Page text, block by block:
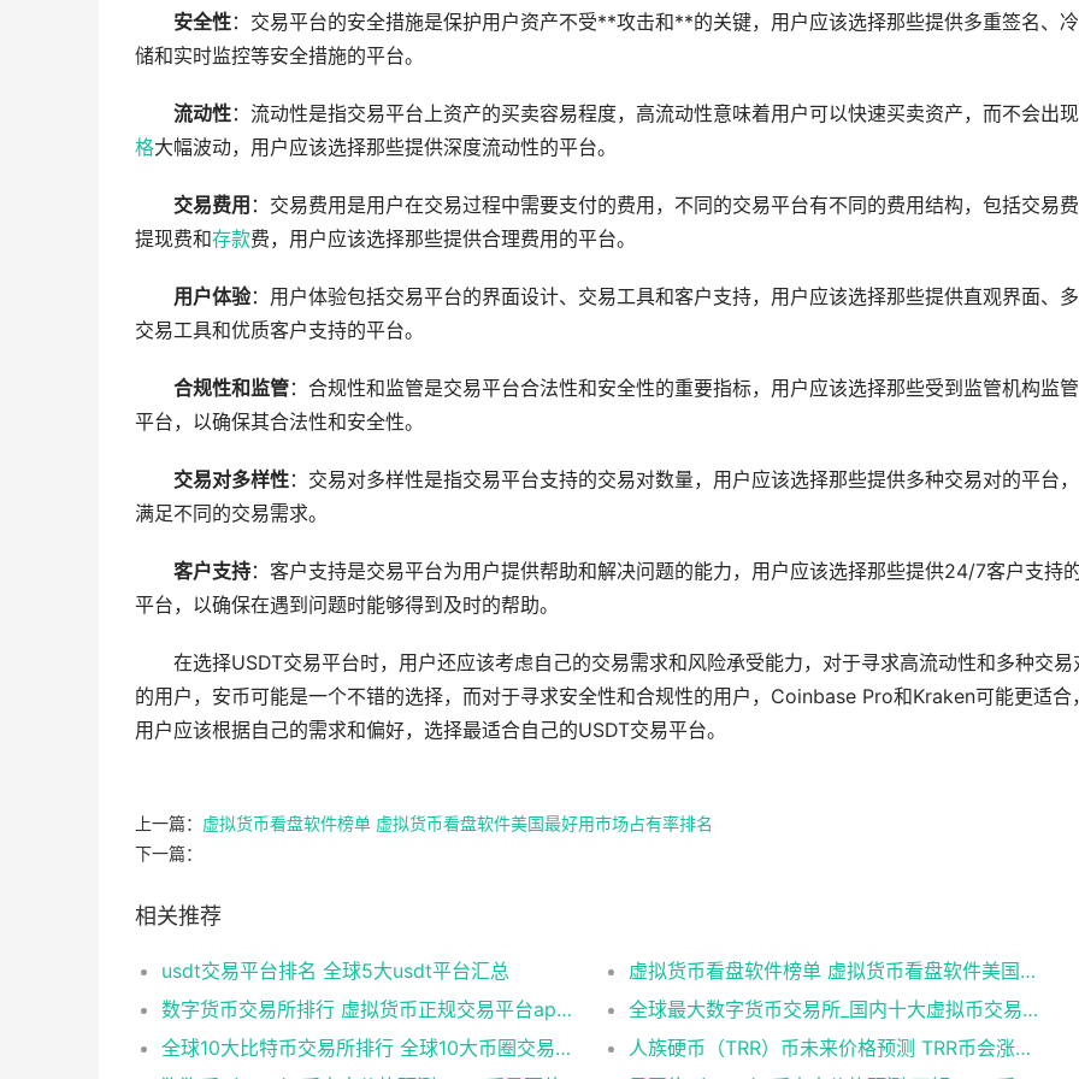
安全性：交易平台的安全措施是保护用户资产不受**攻击和**的关键，用户应该选择那些提供多重签名、
储和实时监控等安全措施的平台。
流动性：流动性是指交易平台上资产的买卖容易程度，高流动性意味着用户可以快速买卖资产，而不会出现
格大幅波动，用户应该选择那些提供深度流动性的平台。
交易费用 ：交易费用是用户在交易过程中需要支付的费用，不同的交易平台有不同的费用结构，包括交易费
提现费和存款费，用户应该选择那些提供合理费用的平台。
用户体验：用户体验包括交易平台的界面设计、交易工具和客户支持，用户应该选择那些提供直观界面、
交易工具和优质客户支持的平台。
合规性和监管：合规性和监管是交易平台合法性和安全性的重要指标，用户应该选择那些受到监管机构监
平台，以确保其合法性和安全性。
交易对多样性：交易对多样性是指交易平台支持的交易对数量，用户应该选择那些提供多种交易对的平台
满足不同的交易需求。
客户支持：客户支持是交易平台为用户提供帮助和解决问题的能力，用户应该选择那些提供24/7客户支持
平台，以确保在遇到问题时能够得到及时的帮助。
在选择USDT交易平台时，用户还应该考虑自己的交易需求和风险承受能力，对于寻求高流动性和多种交易
的用户，安币可能是一个不错的选择，而对于寻求安全性和合规性的用户，Coinbase Pro和Kraken可能更适合，
用户应该根据自己的需求和偏好，选择最适合自己的USDT交易平台。
上一篇： 虚拟货币看盘软件榜单 虚拟货币看盘软件美国最好用市场占有率排名
下一篇：
相关推荐
usdt交易平台排名 全球5大usdt平台汇总
虚拟货币看盘软件榜单 虚拟货币看盘软件美国最好用市场占有率排名
数字货币交易所排行 虚拟货币正规交易平台app排名
全球最大数字货币交易所_国内十大虚拟币交易所_买币的相关软件
全球10大比特币交易所排行 全球10大币圈交易所排名2025
人族硬币（TRR）币未来价格预测 TRR币会涨到多少？